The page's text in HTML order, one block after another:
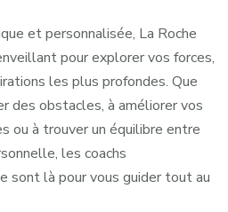
et personnalisée, La Roche
pour explorer vos forces,
les plus profondes. Que
des obstacles, à améliorer vos
ou à trouver un équilibre entre
les coachs
sont là pour vous guider tout au